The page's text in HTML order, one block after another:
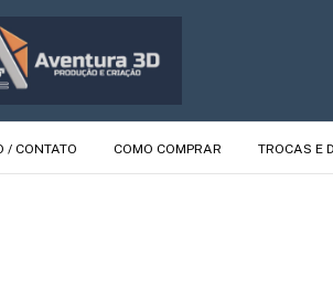
/ CONTATO COMO COMPRAR TROCAS E